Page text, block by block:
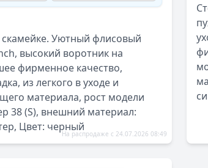
скамейке. Уютный флисовый
высокий воротник на
фирменное качество,
из легкого в уходе и
материала, рост модели
38 (S), внешний материал:
Цвет: черный
На распродаже с 24.07.2026 08:49